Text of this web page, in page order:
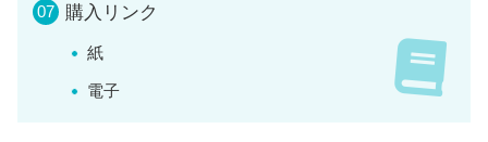
購入リンク
紙
電子